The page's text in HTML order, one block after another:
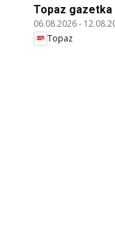
Topaz gazetka
06.08.2026-
Topaz